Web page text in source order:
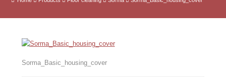
Sorma_Basic_housing_cover